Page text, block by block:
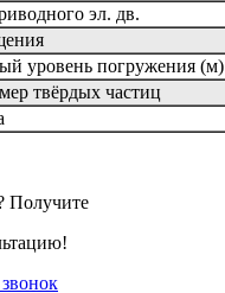
эл. дв.
уровень погружения (м)
твёрдых частиц
Получите